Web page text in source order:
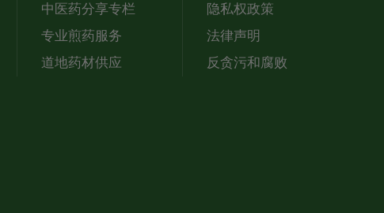
中医药分享专栏
专业煎药服务
道地药材供应
隐私权政策
法律声明
反贪污和腐败